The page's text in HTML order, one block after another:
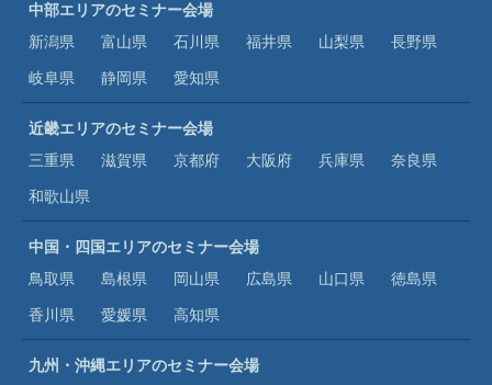
中部エリアのセミナー会場
新潟県
富山県 石川県 福井県 山梨県
長野県
岐阜県
静岡県 愛知県
近畿エリアのセミナー会場
三重県
滋賀県 京都府 大阪府 兵庫県
奈良県
和歌山県
中国・四国エリアのセミナー会場
鳥取県
島根県 岡山県 広島県 山口県
徳島県
香川県
愛媛県 高知県
九州・沖縄エリアのセミナー会場